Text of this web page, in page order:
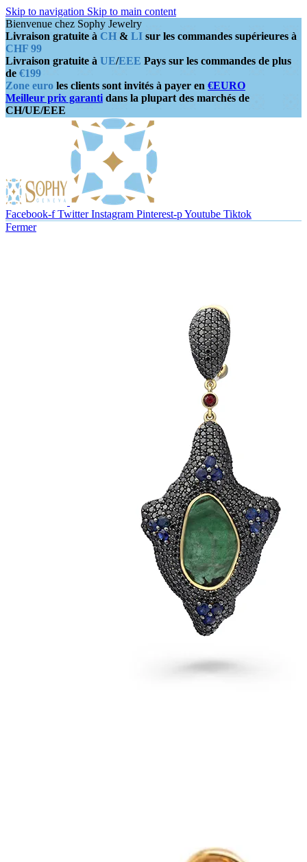
Skip to navigation Skip to main content
Bienvenue chez Sophy Jewelry
Livraison gratuite à CH & LI sur les commandes supérieures à
CHF 99
Livraison gratuite à UE/EEE Pays sur les commandes de plus
de €199
Zone euro les clients sont invités à payer en €EURO
Meilleur prix garanti dans la plupart des marchés de
CH/UE/EEE
Facebook-f Twitter Instagram Pinterest-pYoutube Tiktok
Fermer